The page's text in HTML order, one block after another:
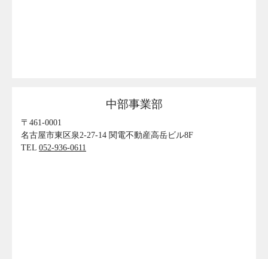
中部事業部
〒461-0001
名古屋市東区泉2-27-14 関電不動産高岳ビル8F
TEL 052-936-0611